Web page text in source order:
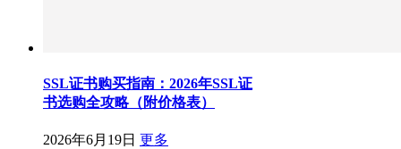
SSL证书购买指南：2026年SSL证
书选购全攻略（附价格表）
2026年6月19日 更多